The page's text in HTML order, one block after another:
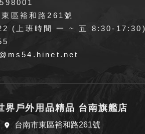
區裕和路261號
(上班時間 一 ~ 五 8:30-17:30)
界戶外用品精品 台南旗艦店
台南市東區裕和路261號